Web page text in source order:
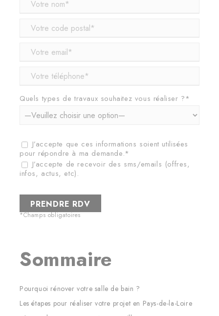
Quels types de travaux souhaitez vous réaliser ?*
J’accepte que ces informations soient utilisées
pour répondre à ma demande.*
J’accepte de recevoir des sms/emails (offres,
infos, actus, etc).
*Champs obligatoires
Sommaire
Pourquoi rénover votre salle de bain ?
Les étapes pour réaliser votre projet en Pays-de-la-Loire